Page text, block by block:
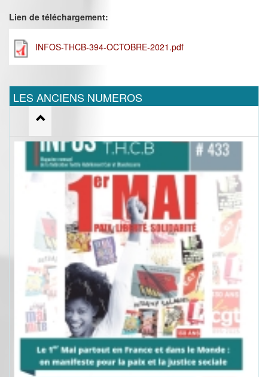
Lien de téléchargement:
INFOS-THCB-394-OCTOBRE-2021.pdf
LES ANCIENS NUMEROS